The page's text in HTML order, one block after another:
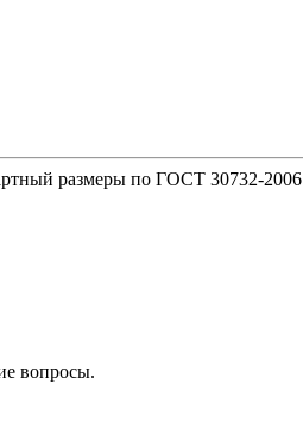
размеры по ГОСТ 30732-2006
вопросы.